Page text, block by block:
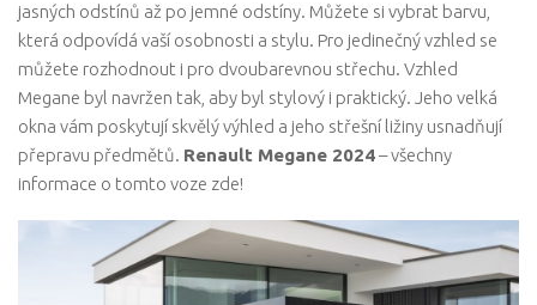
jasných odstínů až po jemné odstíny. Můžete si vybrat barvu,
která odpovídá vaší osobnosti a stylu. Pro jedinečný vzhled se
můžete rozhodnout i pro dvoubarevnou střechu. Vzhled
Megane byl navržen tak, aby byl stylový i praktický. Jeho velká
okna vám poskytují skvělý výhled a jeho střešní ližiny usnadňují
přepravu předmětů. Renault Megane 2024– všechny
informace o tomto voze zde!